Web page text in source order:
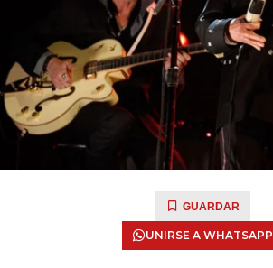
GUARDAR
UNIRSE A WHATSAPP